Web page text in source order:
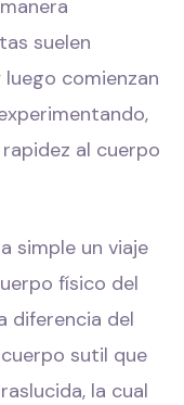
suelen
comienzan
al cuerpo
simple un viaje
físico del
diferencia del
sutil que
la cual